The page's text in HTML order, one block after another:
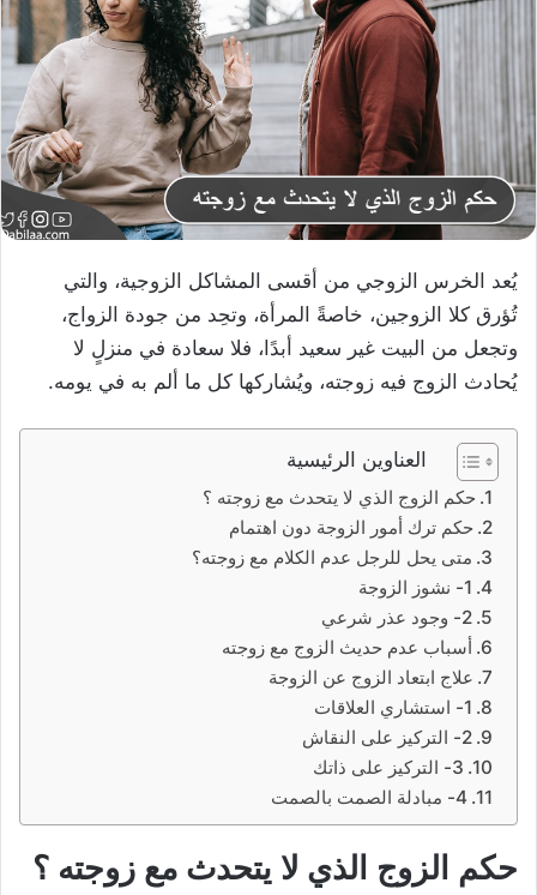
يُعد الخرس الزوجي من أقسى المشاكل الزوجية، والتي
تُؤرق كلا الزوجين، خاصةً المرأة، وتحِد من جودة الزواج،
وتجعل من البيت غير سعيد أبدًا، فلا سعادة في منزلٍ لا
يُحادث الزوج فيه زوجته، ويُشاركها كل ما ألم به في يومه.
العناوين الرئيسية
حكم الزوج الذي لا يتحدث مع زوجته ؟
حكم ترك أمور الزوجة دون اهتمام
متى يحل للرجل عدم الكلام مع زوجته؟
1- نشوز الزوجة
2- وجود عذر شرعي
أسباب عدم حديث الزوج مع زوجته
علاج ابتعاد الزوج عن الزوجة
1- استشاري العلاقات
2- التركيز على النقاش
3- التركيز على ذاتك
4- مبادلة الصمت بالصمت
حكم الزوج الذي لا يتحدث مع زوجته ؟